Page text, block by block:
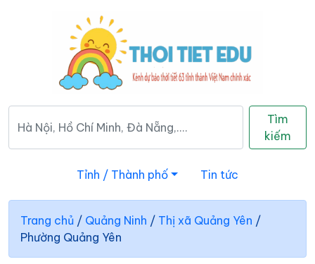
Tìm
kiếm
Tỉnh / Thành phố Tin tức
Trang chủ / Quảng Ninh / Thị xã Quảng Yên /
Phường Quảng Yên